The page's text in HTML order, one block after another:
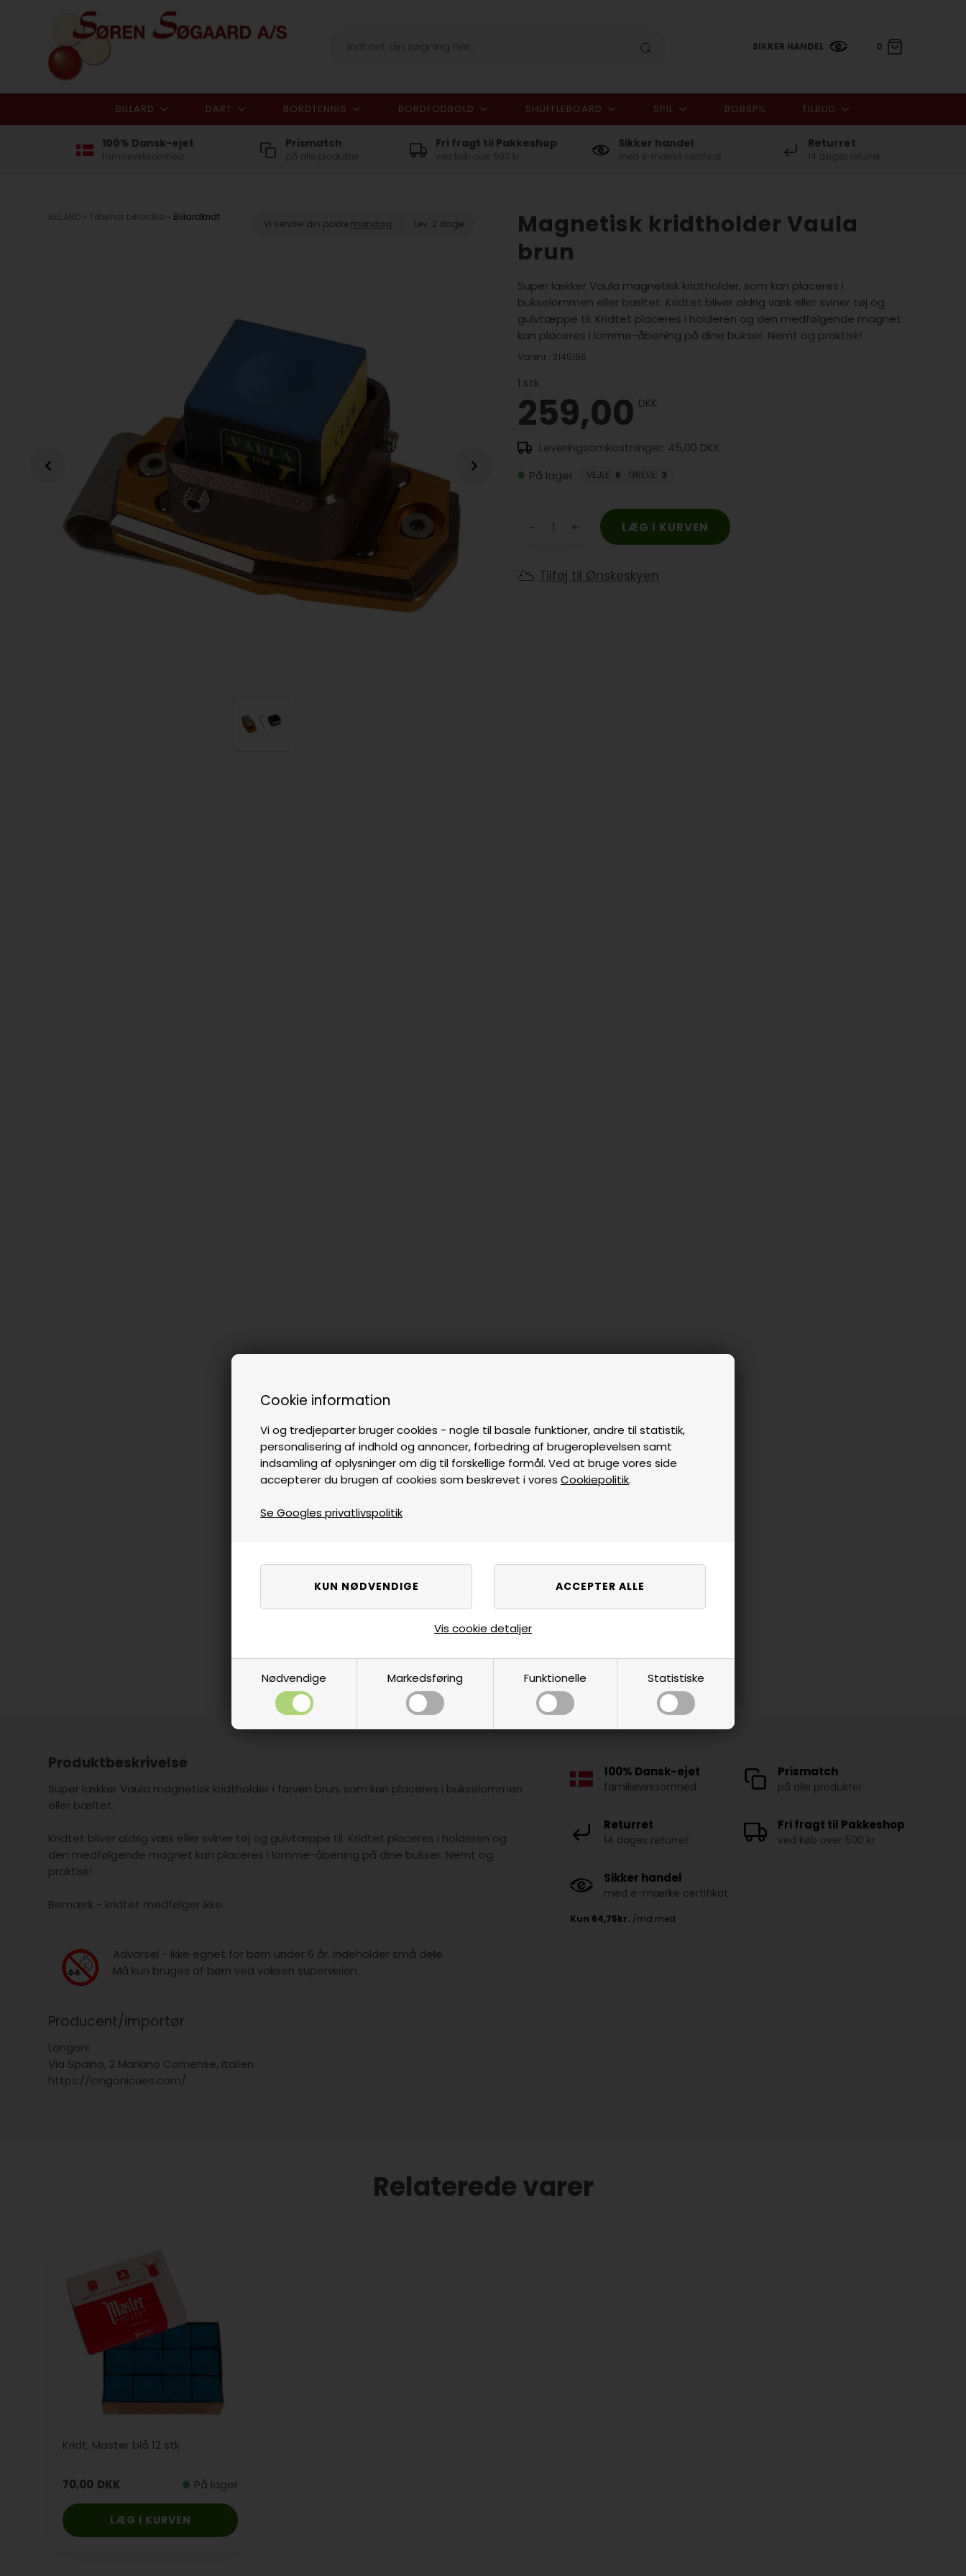
Cookie information
Vi og tredjeparter bruger cookies - nogle til basale funktioner, andre til statistik,
personalisering af indhold og annoncer, forbedring af brugeroplevelsen samt
indsamling af oplysninger om dig til forskellige formål. Ved at bruge vores side
accepterer du brugen af cookies som beskrevet i vores Cookiepolitik.
Se Googles privatlivspolitik
Nødvendige Markedsføring Funktionelle Statistiske
Vis cookie detaljer
SIKKER HANDEL 0
I alt 0,00 DKK
BILLARD DART BORDTENNIS BORDFODBOLD SHUFFLEBOARD SPIL BOBSPIL TILBUD
100% Dansk-ejet
familievirksomhed
Prismatch
på alle produkter
Fri fragt til Pakkeshop
ved køb over 500 kr
Sikker handel
med e-mærke certifikat
Returret
14 dages returret
BILLARD » Tilbehør billardkø » Billardkridt
Vi sender din pakke mandag Lev. 2 dage
Magnetisk kridtholder Vaula
brun
Super lækker Vaula magnetisk kridtholder, som kan placeres i
bukselommen eller bæltet. Kridtet bliver aldrig væk eller sviner tøj og
gulvtæppe til. Kridtet placeres i holderen og den medfølgende magnet
kan placeres i lomme-åbening på dine bukser. Nemt og praktisk!
Varenr.: 3145196
1 stk.
259,00 DKK
45,00 DKK
På lager
VEJLE: 6 GREVE: 3
- +
Tilføj til Ønskeskyen
Produktbeskrivelse
Super lækker Vaula magnetisk kridtholder i farven brun, som kan placeres i bukselommen
eller bæltet.
Kridtet bliver aldrig væk eller sviner tøj og gulvtæppe til. Kridtet placeres i holderen og
den medfølgende magnet kan placeres i lomme-åbening på dine bukser. Nemt og
praktisk!
Bemærk - kridtet medfølger ikke.
Advarsel - ikke egnet for børn under 6 år. Indeholder små dele.
Må kun bruges af børn ved voksen supervision.
Producent/importør
Longoni
Via Spaino, 2 Mariano Comense, Italien
https://longonicues.com/
100% Dansk-ejet
familievirksomhed
Prismatch
på alle produkter
Returret
14 dages returret
Fri fragt til Pakkeshop
ved køb over 500 kr
Sikker handel
med e-mærke certifikat
Relaterede varer
Kridt, Master blå 12 stk
70,00 DKK På lager
LÆG I KURVEN